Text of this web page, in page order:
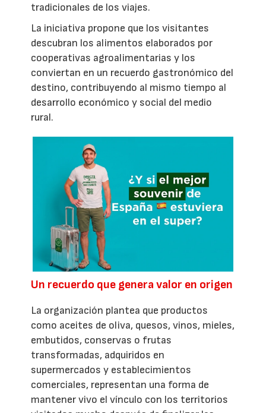
tradicionales de los viajes.
La iniciativa propone que los visitantes
descubran los alimentos elaborados por
cooperativas agroalimentarias y los
conviertan en un recuerdo gastronómico del
destino, contribuyendo al mismo tiempo al
desarrollo económico y social del medio
rural.
Un recuerdo que genera valor en origen
La organización plantea que productos
como aceites de oliva, quesos, vinos, mieles,
embutidos, conservas o frutas
transformadas, adquiridos en
supermercados y establecimientos
comerciales, representan una forma de
mantener vivo el vínculo con los territorios